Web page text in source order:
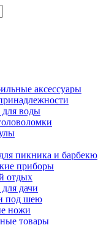
аксессуары
воды
пикника и барбекю
приборы
отдых
дачи
под шею
ножи
товары